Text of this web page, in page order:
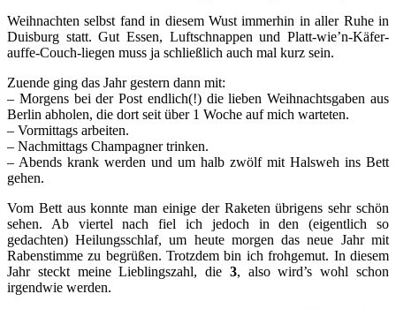
Weihnachten selbst fand in diesem Wust immerhin in aller Ruhe in
Duisburg statt. Gut Essen, Luftschnappen und Platt-wie’n-Käfer-
auffe-Couch-liegen muss ja schließlich auch mal kurz sein.
Zuende ging das Jahr gestern dann mit:
– Morgens bei der Post endlich(!) die lieben Weihnachtsgaben aus
Berlin abholen, die dort seit über 1 Woche auf mich warteten.
– Vormittags arbeiten.
– Nachmittags Champagner trinken.
– Abends krank werden und um halb zwölf mit Halsweh ins Bett
gehen.
Vom Bett aus konnte man einige der Raketen übrigens sehr schön
sehen. Ab viertel nach fiel ich jedoch in den (eigentlich so
gedachten) Heilungsschlaf, um heute morgen das neue Jahr mit
Rabenstimme zu begrüßen. Trotzdem bin ich frohgemut. In diesem
Jahr steckt meine Lieblingszahl, die 3, also wird’s wohl schon
irgendwie werden.